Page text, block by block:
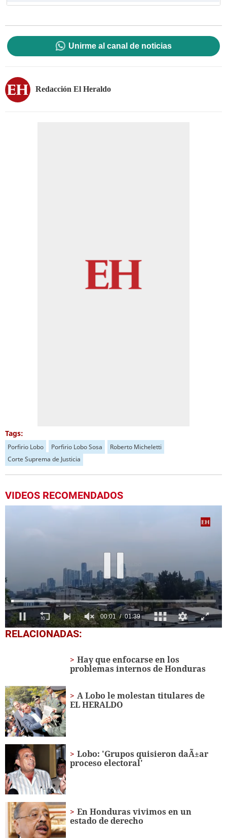
Unirme al canal de noticias
Redacción El Heraldo
Tags:
Porfirio Lobo Porfirio Lobo Sosa
Roberto Micheletti
Corte Suprema de Justicia
VIDEOS RECOMENDADOS
0
seconds
RELACIONADAS:
Hay que enfocarse en los
problemas internos de Honduras
A Lobo le molestan titulares de
EL HERALDO
Lobo: 'Grupos quisieron daÃ±ar
proceso electoral'
En Honduras vivimos en un
estado de derecho